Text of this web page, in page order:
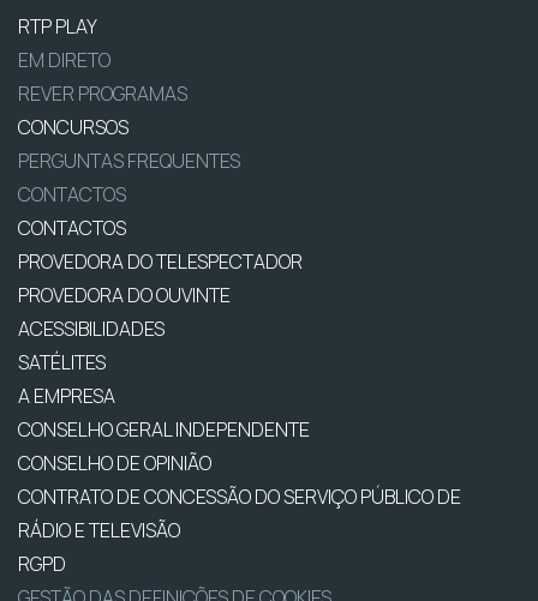
RTP PLAY
EM DIRETO
REVER PROGRAMAS
CONCURSOS
PERGUNTAS FREQUENTES
CONTACTOS
CONTACTOS
PROVEDORA DO TELESPECTADOR
PROVEDORA DO OUVINTE
ACESSIBILIDADES
SATÉLITES
A EMPRESA
CONSELHO GERAL INDEPENDENTE
CONSELHO DE OPINIÃO
CONTRATO DE CONCESSÃO DO SERVIÇO PÚBLICO DE
RÁDIO E TELEVISÃO
RGPD